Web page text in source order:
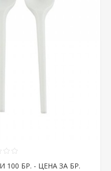
БР. - ЦЕНА ЗА БР.